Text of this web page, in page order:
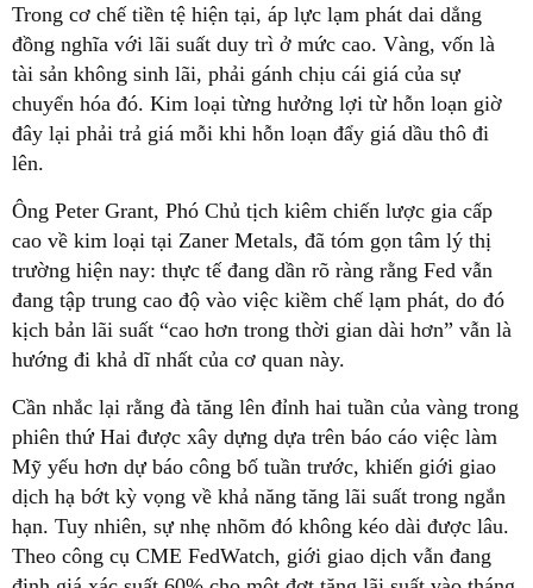
Trong cơ chế tiền tệ hiện tại, áp lực lạm phát dai dẳng
đồng nghĩa với lãi suất duy trì ở mức cao. Vàng, vốn là
tài sản không sinh lãi, phải gánh chịu cái giá của sự
chuyển hóa đó. Kim loại từng hưởng lợi từ hỗn loạn giờ
đây lại phải trả giá mỗi khi hỗn loạn đẩy giá dầu thô đi
lên.
Ông Peter Grant, Phó Chủ tịch kiêm chiến lược gia cấp
cao về kim loại tại Zaner Metals, đã tóm gọn tâm lý thị
trường hiện nay: thực tế đang dần rõ ràng rằng Fed vẫn
đang tập trung cao độ vào việc kiềm chế lạm phát, do đó
kịch bản lãi suất “cao hơn trong thời gian dài hơn” vẫn là
hướng đi khả dĩ nhất của cơ quan này.
Cần nhắc lại rằng đà tăng lên đỉnh hai tuần của vàng trong
phiên thứ Hai được xây dựng dựa trên báo cáo việc làm
Mỹ yếu hơn dự báo công bố tuần trước, khiến giới giao
dịch hạ bớt kỳ vọng về khả năng tăng lãi suất trong ngắn
hạn. Tuy nhiên, sự nhẹ nhõm đó không kéo dài được lâu.
Theo công cụ CME FedWatch, giới giao dịch vẫn đang